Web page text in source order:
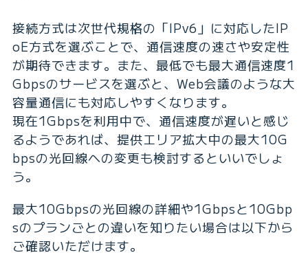
接続方式は次世代規格の「IPv6」に対応したIP
oE方式を選ぶことで、通信速度の速さや安定性
が期待できます。また、最低でも最大通信速度1
Gbpsのサービスを選ぶと、Web会議のような大
容量通信にも対応しやすくなります。
現在1Gbpsを利用中で、通信速度が遅いと感じ
るようであれば、提供エリア拡大中の最大10G
bpsの光回線への変更も検討するといいでしょ
う。
最大10Gbpsの光回線の詳細や1Gbpsと10Gbp
sのプランごとの違いを知りたい場合は以下から
ご確認いただけます。